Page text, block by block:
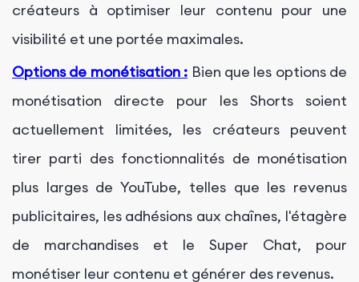
créateurs à optimiser leur contenu pour une
visibilité et une portée maximales.
Options de monétisation : Bien que les options de
monétisation directe pour les Shorts soient
actuellement limitées, les créateurs peuvent
tirer parti des fonctionnalités de monétisation
plus larges de YouTube, telles que les revenus
publicitaires, les adhésions aux chaînes, l'étagère
de marchandises et le Super Chat, pour
monétiser leur contenu et générer des revenus.